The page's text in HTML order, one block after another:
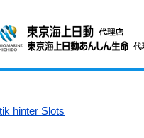
hinter Slots